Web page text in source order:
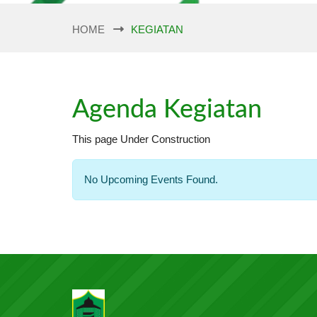
HOME KEGIATAN
Agenda Kegiatan
This page Under Construction
No Upcoming Events Found.